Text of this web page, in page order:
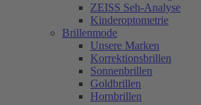
ZEISS Seh-Analyse
Kinderoptometrie
Brillenmode
Unsere Marken
Korrektionsbrillen
Sonnenbrillen
Goldbrillen
Hornbrillen